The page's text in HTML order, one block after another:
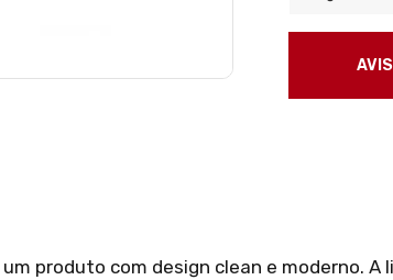
produto com design clean e moderno.